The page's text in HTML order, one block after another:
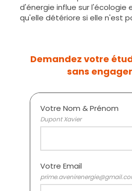
d'énergie influe sur l'écologie
qu'elle détériore si elle n'est
Demandez votre
sans
Votre Nom & Prénom
Dupont Xavier
Votre Email